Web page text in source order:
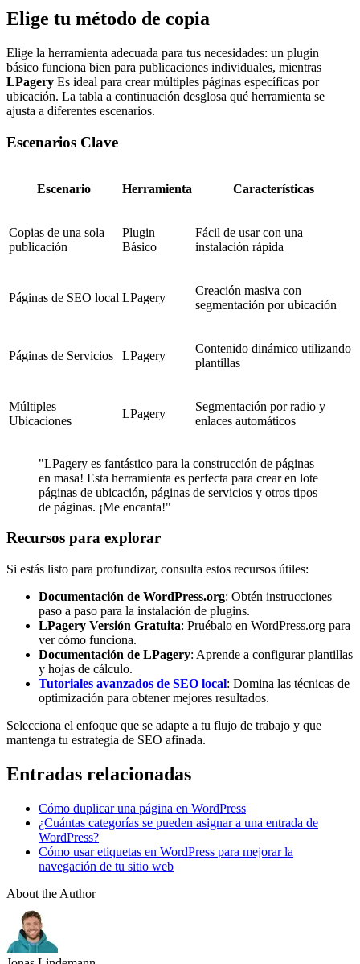
Elige tu método de copia
Elige la herramienta adecuada para tus necesidades: un plugin
básico funciona bien para publicaciones individuales, mientras
LPagery Es ideal para crear múltiples páginas específicas por
ubicación. La tabla a continuación desglosa qué herramienta se
ajusta a diferentes escenarios.
Escenarios Clave
Escenario Herramienta Características
Copias de una sola
publicación
Plugin
Básico
Fácil de usar con una
instalación rápida
Páginas de SEO local LPagery
Creación masiva con
segmentación por ubicación
Páginas de Servicios LPagery
Contenido dinámico utilizando
plantillas
Múltiples
Ubicaciones
LPagery
Segmentación por radio y
enlaces automáticos
"LPagery es fantástico para la construcción de páginas
en masa! Esta herramienta es perfecta para crear en lote
páginas de ubicación, páginas de servicios y otros tipos
de páginas. ¡Me encanta!"
Recursos para explorar
Si estás listo para profundizar, consulta estos recursos útiles:
Documentación de WordPress.org: Obtén instrucciones
paso a paso para la instalación de plugins.
LPagery Versión Gratuita: Pruébalo en WordPress.org para
ver cómo funciona.
Documentación de LPagery: Aprende a configurar plantillas
y hojas de cálculo.
Tutoriales avanzados de SEO local: Domina las técnicas de
optimización para obtener mejores resultados.
Selecciona el enfoque que se adapte a tu flujo de trabajo y que
mantenga tu estrategia de SEO afinada.
Entradas relacionadas
Cómo duplicar una página en WordPress
¿Cuántas categorías se pueden asignar a una entrada de
WordPress?
Cómo usar etiquetas en WordPress para mejorar la
navegación de tu sitio web
About the Author